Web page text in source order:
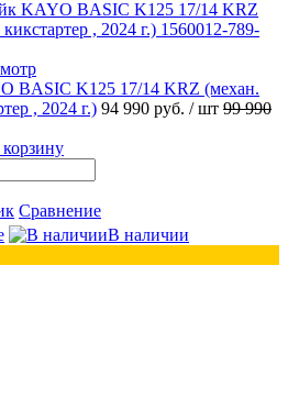
BASIC K125 17/14 KRZ (механ.
, 2024 г.) 94 990 руб. / шт 99 990
Сравнение
В наличии